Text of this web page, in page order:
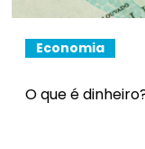
Economia
O que é